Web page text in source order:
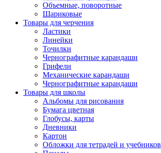
Объемные, поворотные
Шариковые
Товары для черчения
Ластики
Линейки
Точилки
Чернографитные карандаши
Грифели
Механические карандаши
Чернографитные карандаши
Товары для школы
Альбомы для рисования
Бумага цветная
Глобусы, карты
Дневники
Картон
Обложки для тетрадей и учебников